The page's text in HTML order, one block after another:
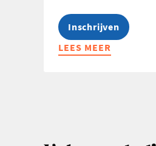
Inschrijven
LEES MEER
ABOUT